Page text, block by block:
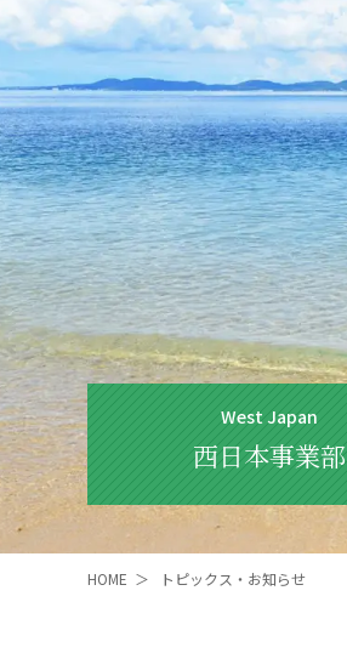
West Japan
西日本事業部
HOME ＞ トピックス・お知らせ